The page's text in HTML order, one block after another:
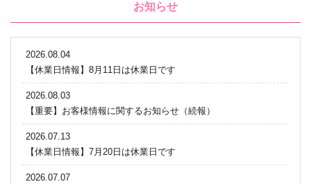
お知らせ
2026.08.04
【休業日情報】8月11日は休業日です
2026.08.03
【重要】お客様情報に関するお知らせ（続報）
2026.07.13
【休業日情報】7月20日は休業日です
2026.07.07